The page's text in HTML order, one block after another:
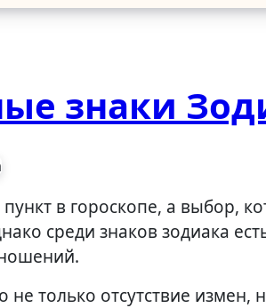
знаки
среди знаков зодиака
только отсутствие измен,